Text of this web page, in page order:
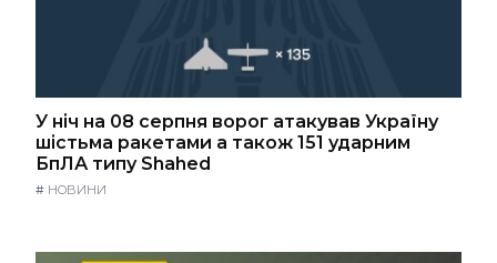
У ніч на 08 серпня ворог атакував Україну
шістьма ракетами а також 151 ударним
БпЛА типу Shahed
# НОВИНИ